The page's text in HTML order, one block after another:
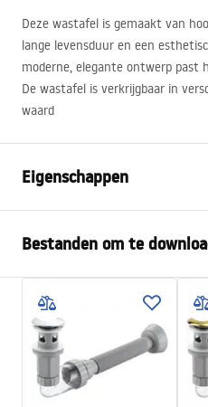
Deze wastafel is gemaakt van
lange levensduur en een
moderne, elegante ontwerp past
De wastafel is verkrijgbaar in
waard
Eigenschappen
Materiaal
Kleur
Afwerking
Lengte
Breedte
Hoogte
Bestanden om te
Montagehandleiding
Garantievoorwaarden